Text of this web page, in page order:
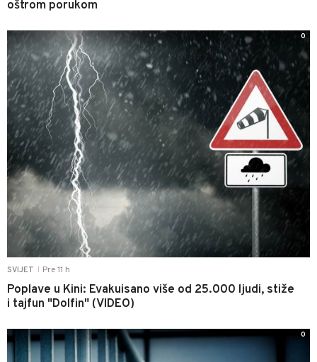
oštrom porukom
SVIJET Pre 11 h
Poplave u Kini: Evakuisano više od 25.000 ljudi, stiže
i tajfun "Dolfin" (VIDEO)
0
0